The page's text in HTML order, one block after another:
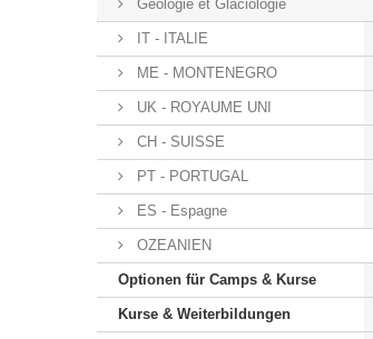
Géologie et Glaciologie
IT - ITALIE
ME - MONTENEGRO
UK - ROYAUME UNI
CH - SUISSE
PT - PORTUGAL
ES - Espagne
OZEANIEN
Optionen für Camps & Kurse
Kurse & Weiterbildungen